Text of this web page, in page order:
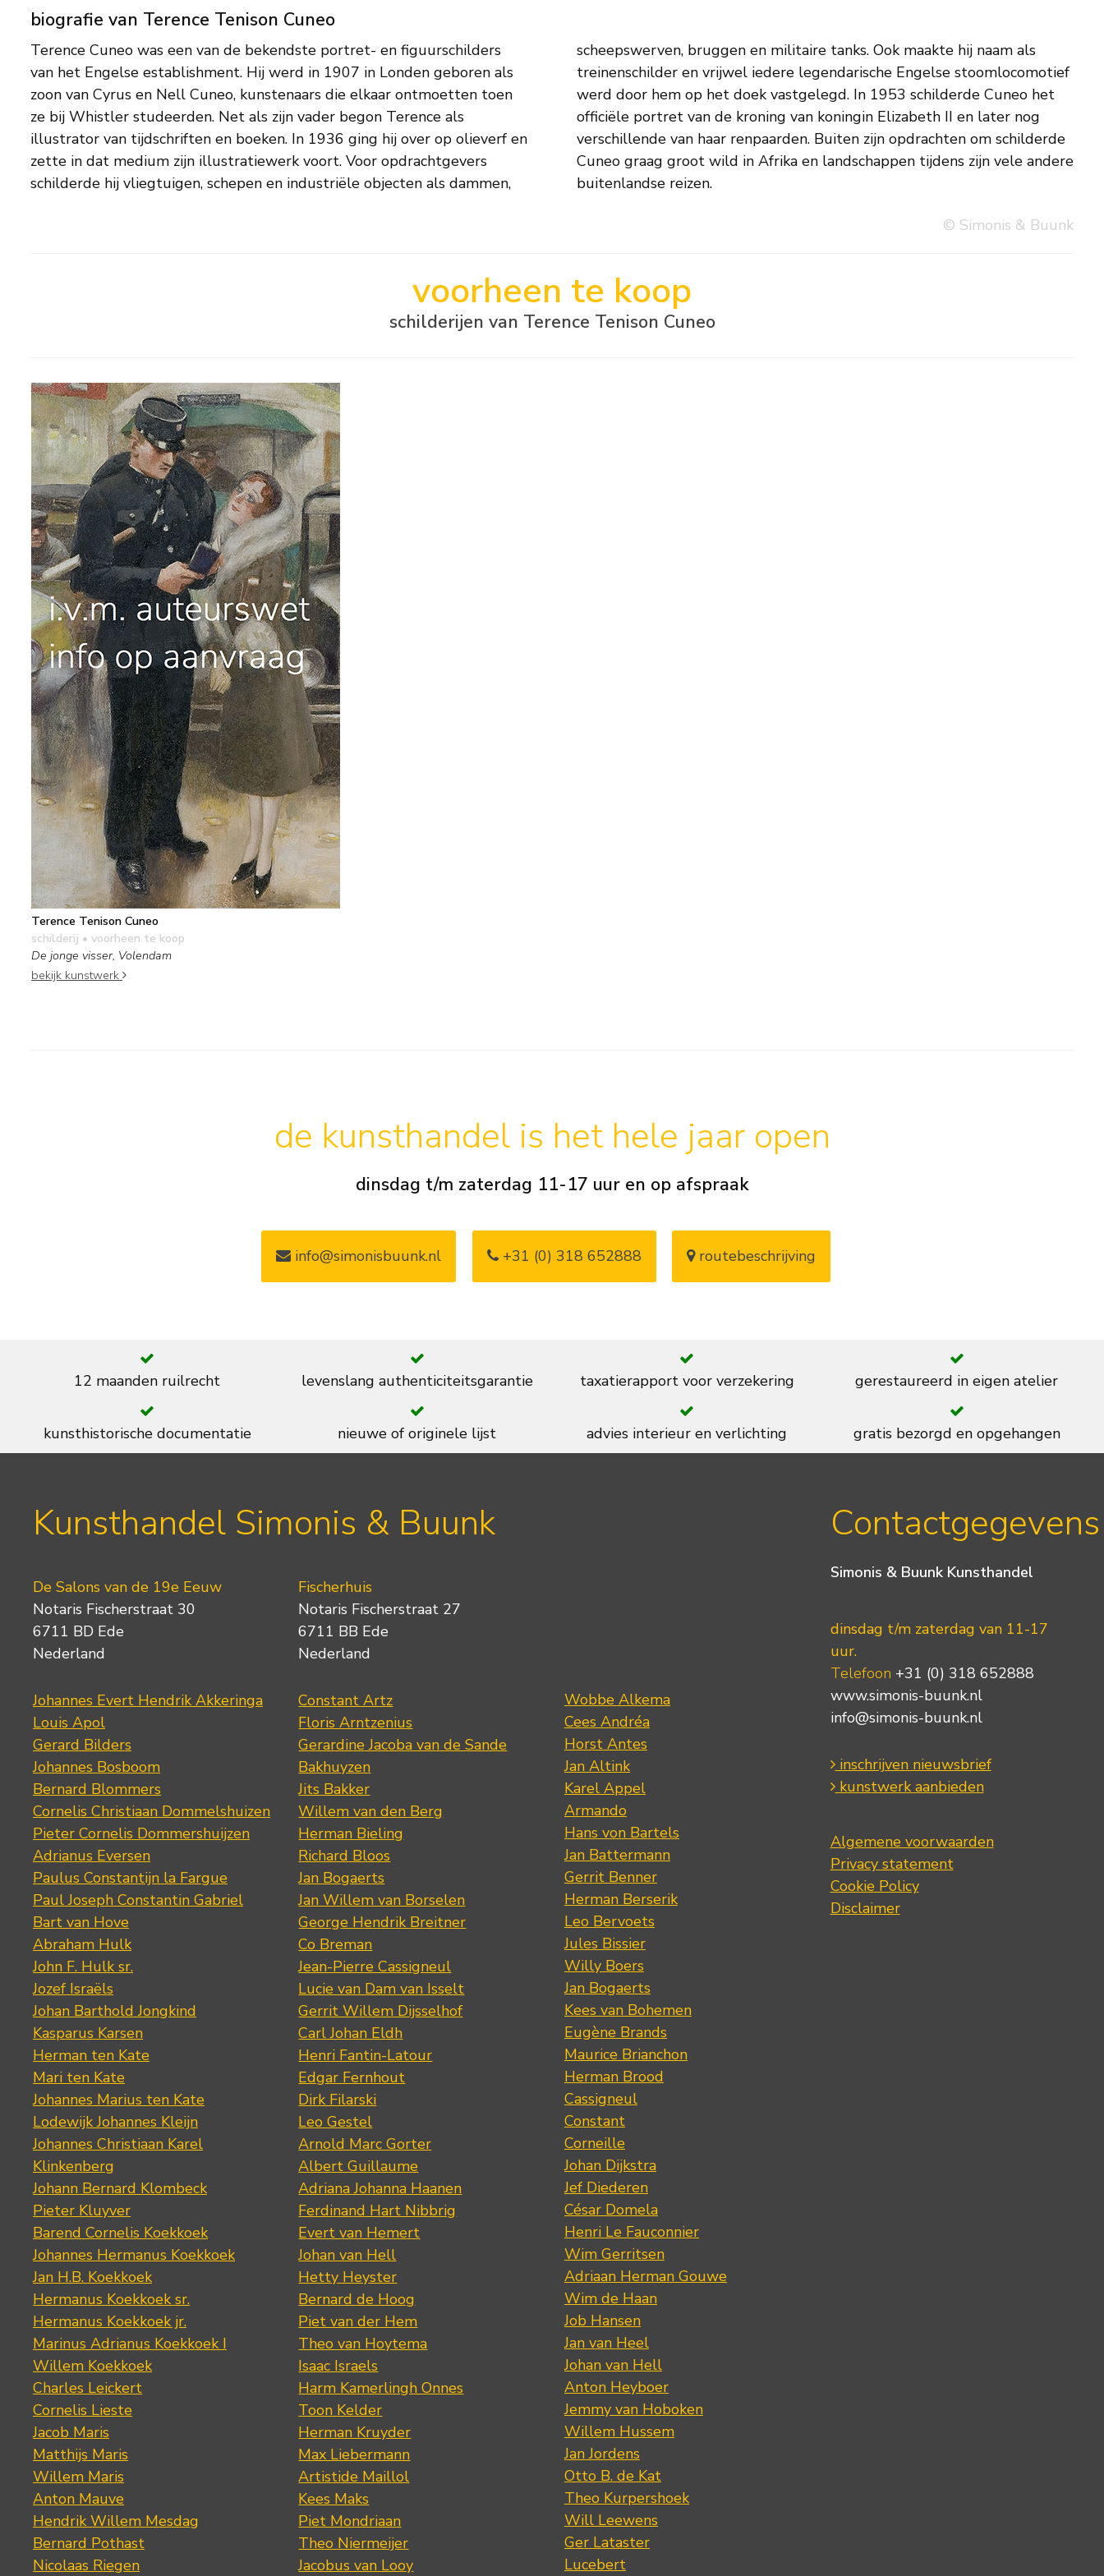
biografie van Terence Tenison Cuneo
Terence Cuneo was een van de bekendste portret- en figuurschilders
van het Engelse establishment. Hij werd in 1907 in Londen geboren als
zoon van Cyrus en Nell Cuneo, kunstenaars die elkaar ontmoetten toen
ze bij Whistler studeerden. Net als zijn vader begon Terence als
illustrator van tijdschriften en boeken. In 1936 ging hij over op olieverf en
zette in dat medium zijn illustratiewerk voort. Voor opdrachtgevers
schilderde hij vliegtuigen, schepen en industriële objecten als dammen,
scheepswerven, bruggen en militaire tanks. Ook maakte hij naam als
treinenschilder en vrijwel iedere legendarische Engelse stoomlocomotief
werd door hem op het doek vastgelegd. In 1953 schilderde Cuneo het
officiële portret van de kroning van koningin Elizabeth II en later nog
verschillende van haar renpaarden. Buiten zijn opdrachten om schilderde
Cuneo graag groot wild in Afrika en landschappen tijdens zijn vele andere
buitenlandse reizen.
© Simonis & Buunk
voorheen te koop
schilderijen van Terence Tenison Cuneo
Terence Tenison Cuneo
schilderij • voorheen te koop
De jonge visser, Volendam
bekijk kunstwerk
de kunsthandel is het hele jaar open
dinsdag t/m zaterdag 11-17 uur en op afspraak
info@simonisbuunk.nl +31 (0) 318 652888 routebeschrijving
12 maanden ruilrecht levenslang authenticiteitsgarantie taxatierapport voor verzekering gerestaureerd in eigen atelier
kunsthistorische documentatie nieuwe of originele lijst advies interieur en verlichting gratis bezorgd en opgehangen
Kunsthandel Simonis & Buunk
De Salons van de 19e Eeuw
Notaris Fischerstraat 30
6711 BD Ede
Nederland
Johannes Evert Hendrik Akkeringa
Louis Apol
Gerard Bilders
Johannes Bosboom
Bernard Blommers
Cornelis Christiaan Dommelshuizen
Pieter Cornelis Dommershuijzen
Adrianus Eversen
Paulus Constantijn la Fargue
Paul Joseph Constantin Gabriel
Bart van Hove
Abraham Hulk
John F. Hulk sr.
Jozef Israëls
Johan Barthold Jongkind
Kasparus Karsen
Herman ten Kate
Mari ten Kate
Johannes Marius ten Kate
Lodewijk Johannes Kleijn
Johannes Christiaan Karel
Klinkenberg
Johann Bernard Klombeck
Pieter Kluyver
Barend Cornelis Koekkoek
Johannes Hermanus Koekkoek
Jan H.B. Koekkoek
Hermanus Koekkoek sr.
Hermanus Koekkoek jr.
Marinus Adrianus Koekkoek I
Willem Koekkoek
Charles Leickert
Cornelis Lieste
Jacob Maris
Matthijs Maris
Willem Maris
Anton Mauve
Hendrik Willem Mesdag
Bernard Pothast
Nicolaas Riegen
Fischerhuis
Notaris Fischerstraat 27
6711 BB Ede
Nederland
Constant Artz
Floris Arntzenius
Gerardine Jacoba van de Sande
Bakhuyzen
Jits Bakker
Willem van den Berg
Herman Bieling
Richard Bloos
Jan Bogaerts
Jan Willem van Borselen
George Hendrik Breitner
Co Breman
Jean-Pierre Cassigneul
Lucie van Dam van Isselt
Gerrit Willem Dijsselhof
Carl Johan Eldh
Henri Fantin-Latour
Edgar Fernhout
Dirk Filarski
Leo Gestel
Arnold Marc Gorter
Albert Guillaume
Adriana Johanna Haanen
Ferdinand Hart Nibbrig
Evert van Hemert
Johan van Hell
Hetty Heyster
Bernard de Hoog
Piet van der Hem
Theo van Hoytema
Isaac Israels
Harm Kamerlingh Onnes
Toon Kelder
Herman Kruyder
Max Liebermann
Artistide Maillol
Kees Maks
Piet Mondriaan
Theo Niermeijer
Jacobus van Looy
Wobbe Alkema
Cees Andréa
Horst Antes
Jan Altink
Karel Appel
Armando
Hans von Bartels
Jan Battermann
Gerrit Benner
Herman Berserik
Leo Bervoets
Jules Bissier
Willy Boers
Jan Bogaerts
Kees van Bohemen
Eugène Brands
Maurice Brianchon
Herman Brood
Cassigneul
Constant
Corneille
Johan Dijkstra
Jef Diederen
César Domela
Henri Le Fauconnier
Wim Gerritsen
Adriaan Herman Gouwe
Wim de Haan
Job Hansen
Jan van Heel
Johan van Hell
Anton Heyboer
Jemmy van Hoboken
Willem Hussem
Jan Jordens
Otto B. de Kat
Theo Kurpershoek
Will Leewens
Ger Lataster
Lucebert
Contactgegevens
Simonis & Buunk Kunsthandel
dinsdag t/m zaterdag van 11-17
uur.
Telefoon +31 (0) 318 652888
www.simonis-buunk.nl
info@simonis-buunk.nl
inschrijven nieuwsbrief
kunstwerk aanbieden
Algemene voorwaarden
Privacy statement
Cookie Policy
Disclaimer